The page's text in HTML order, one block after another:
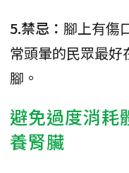
5.禁忌： 腳上有傷
常頭暈的民眾最
腳。
避免過度消耗
養腎臟